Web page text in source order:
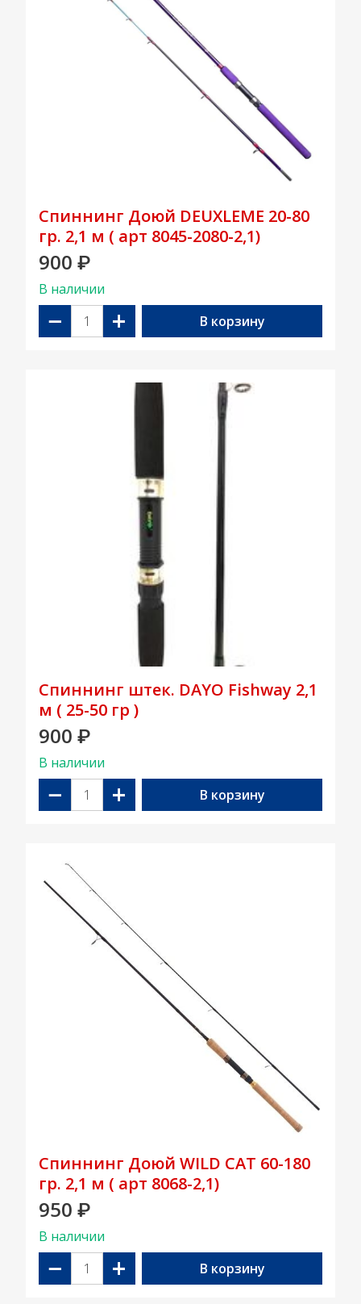
Спиннинг Доюй DEUXLEME 20-80
гр. 2,1 м ( арт 8045-2080-2,1)
900 ₽
В наличии
− + В корзину
Спиннинг штек. DAYO Fishway 2,1
м ( 25-50 гр )
900 ₽
В наличии
− + В корзину
Спиннинг Доюй WILD CAT 60-180
гр. 2,1 м ( арт 8068-2,1)
950 ₽
В наличии
− + В корзину